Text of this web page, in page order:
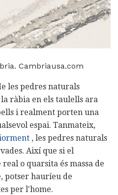
Cambriausa.com
les pedres naturals
ràbia en els taulells ara
i realment porten una
espai. Tanmateix,
, les pedres naturals
Així que si el
o quarsita és massa de
potser hauríeu de
per l'home.